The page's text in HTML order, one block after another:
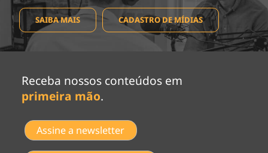
SAIBA MAIS CADASTRO DE MÍDIAS
Receba nossos conteúdos em
primeira mão.
Assine a newsletter